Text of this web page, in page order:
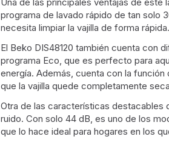
programa de lavado rápido de tan solo
necesita limpiar la vajilla de forma rápida.
El Beko DIS48120 también cuenta con
programa Eco, que es perfecto para
energía. Además, cuenta con la
que la vajilla quede completamente
Otra de las características destacables
ruido. Con solo 44 dB, es uno de los
que lo hace ideal para hogares en los